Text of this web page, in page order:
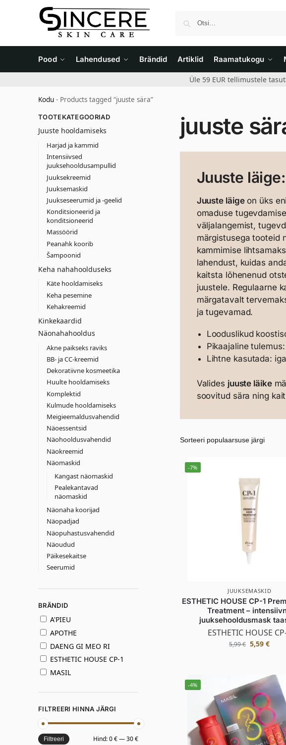
Pood Lahendused Brändid Artiklid Raamatukogu
Üle 59 EUR tellimustele
Kodu - Products tagged “juuste sära”
juuste
Juuste
Juuste läigeon üks
omaduse
väljalangemist,
märgistusega tooteid
kammimise
lahendust, kuidas
kaitsta lõhenenud
juustele. Regulaarne
märgatavalt
ja tugevamad.
Looduslikud
Pikaajaline
Lihtne kasutada:
Valides juuste läike
soovitud sära ning
-7%
JUUKSEMASKID
ESTHETIC HOUSE CP-1
Treatment –
juuksehooldusmask
ESTHETIC HOUSE
5,99€ 5,59€
-4%
TOOTEKATEGOORIAD
Juuste hooldamiseks
Harjad ja kammid
Intensiivsed
juuksehooldusampullid
Juuksekreemid
Juuksemaskid
Juukseseerumid ja -geelid
Konditsioneerid ja
konditsioneerid
Massöörid
Peanahk koorib
Šampoonid
Keha nahahoolduseks
Käte hooldamiseks
Keha pesemine
Kehakreemid
Kinkekaardid
Näonahahooldus
Akne paikseks raviks
BB- ja CC-kreemid
Dekoratiivne kosmeetika
Huulte hooldamiseks
Komplektid
Kulmude hooldamiseks
Meigieemaldusvahendid
Näoessentsid
Näohooldusvahendid
Näokreemid
Näomaskid
Kangast näomaskid
Pealekantavad
näomaskid
Näonaha koorijad
Näopadjad
Näopuhastusvahendid
Näoudud
Päikesekaitse
Seerumid
BRÄNDID
A'PIEU
APOTHE
DAENG GI MEO RI
ESTHETIC HOUSE CP-1
MASIL
FILTREERI HINNA JÄRGI
Filtreeri Hind:0 €—30 €